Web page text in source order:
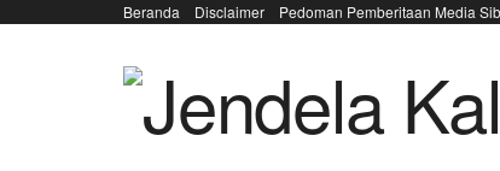
Beranda Disclaimer Pedoman Pemberitaan Media